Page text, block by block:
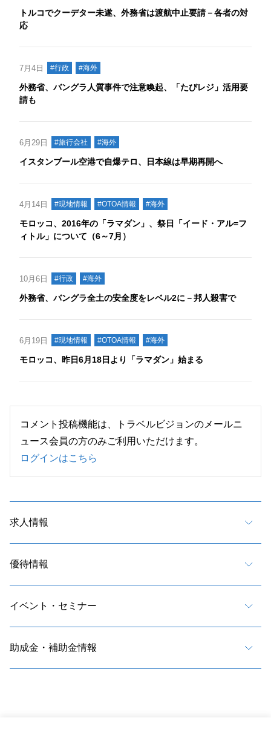
トルコでクーデター未遂、外務省は渡航中止要請－各者の対
応
7月4日 #行政 #海外
外務省、バングラ人質事件で注意喚起、「たびレジ」活用要
請も
6月29日 #旅行会社 #海外
イスタンブール空港で自爆テロ、日本線は早期再開へ
4月14日 #現地情報 #OTOA情報 #海外
モロッコ、2016年の「ラマダン」、祭日「イード・アル=フ
ィトル」について（6～7月）
10月6日 #行政 #海外
外務省、バングラ全土の安全度をレベル2に－邦人殺害で
6月19日 #現地情報 #OTOA情報 #海外
モロッコ、昨日6月18日より「ラマダン」始まる
コメント投稿機能は、トラベルビジョンのメールニ
ュース会員の方のみご利用いただけます。
ログインはこちら
求人情報
優待情報
イベント・セミナー
助成金・補助金情報